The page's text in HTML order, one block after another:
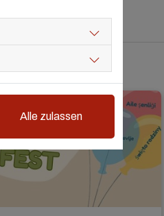
Alle zulassen